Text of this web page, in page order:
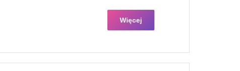
Więcej